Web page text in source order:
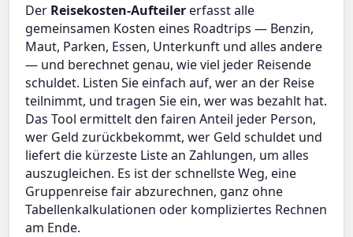
Der Reisekosten-Aufteilererfasst alle
gemeinsamen Kosten eines Roadtrips — Benzin,
Maut, Parken, Essen, Unterkunft und alles andere
— und berechnet genau, wie viel jeder Reisende
schuldet. Listen Sie einfach auf, wer an der Reise
teilnimmt, und tragen Sie ein, wer was bezahlt hat.
Das Tool ermittelt den fairen Anteil jeder Person,
wer Geld zurückbekommt, wer Geld schuldet und
liefert die kürzeste Liste an Zahlungen, um alles
auszugleichen. Es ist der schnellste Weg, eine
Gruppenreise fair abzurechnen, ganz ohne
Tabellenkalkulationen oder kompliziertes Rechnen
am Ende.